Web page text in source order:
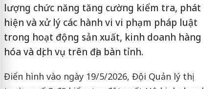
lượng chức năng tăng cường kiểm tra, phát
hiện và xử lý các hành vi vi phạm pháp luật
trong hoạt động sản xuất, kinh doanh hàng
hóa và dịch vụ trên địa bàn tỉnh.
Điển hình vào ngày 19/5/2026, Đội Quản lý thị